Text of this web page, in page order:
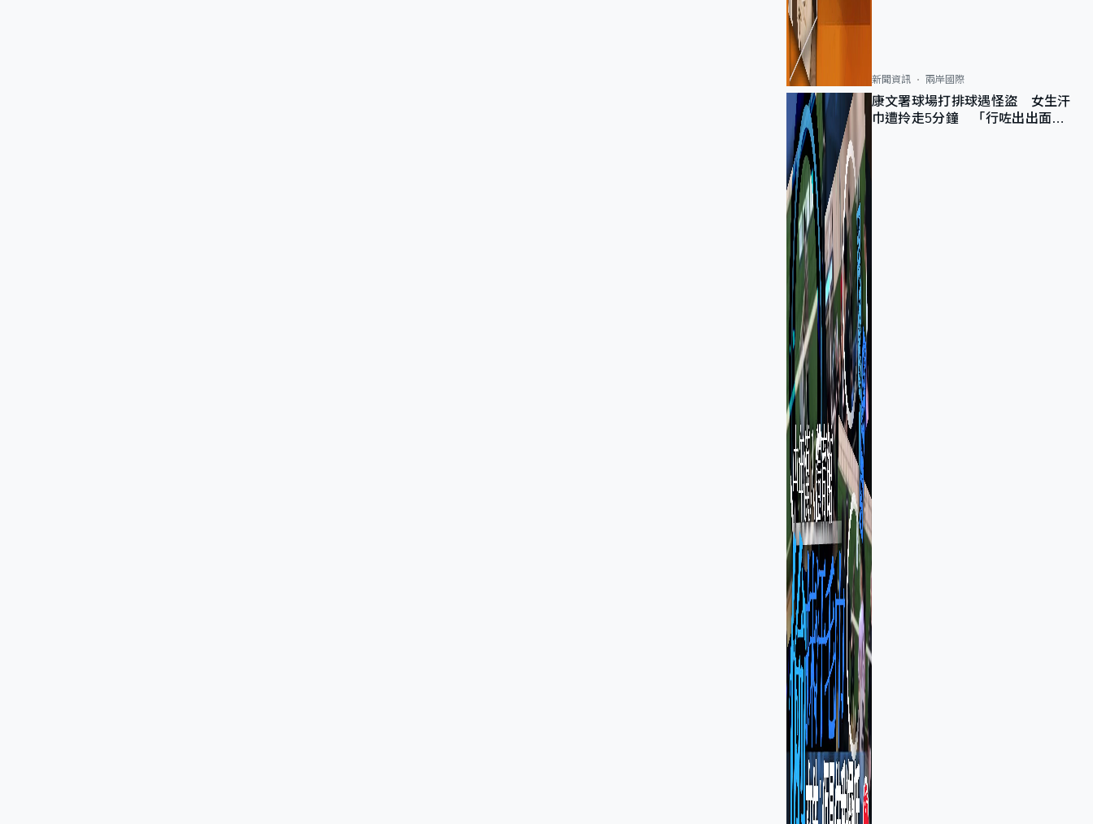
新聞資訊 兩岸國際
康文署球場打排球遇怪盜 女生汗
巾遭拎走5分鐘 「行咗出出面唔